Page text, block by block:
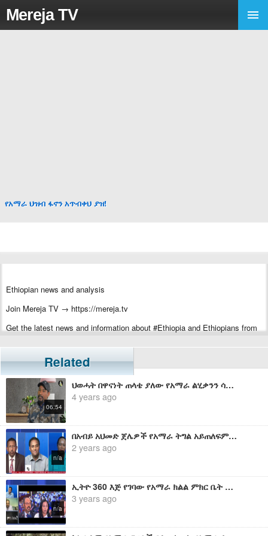
Mereja TV
የአማራ ህዝብ ፋኖን አጥብቀህ ያዝ!
Ethiopian news and analysis
Join Mereja TV → https://mereja.tv
Get the latest news and information about #Ethiopia and Ethiopians from
For inquiry or additional information, visit Mereja.com
Mereja presents Ethiopian news, Ethiopian music, sports, arts, and
entertainment
Related
06:54
ህወሓት በዋናነት ጠላቴ ያለው የአማራ ልሂቃንን ሳይሆን የአማራ ህዝብን ነው - ጣሂር መሀመድ
4 years ago
n/a
በአብይ አህመድ ጀሌዎች የአማራ ትግል አይጠለፍም፤ የአማራ እናት ማህፀን በርካታ ቆራጥ እና ጀግና መሪዎችን ፈጥሯል - ሀብታሙ አያሌው
2 years ago
n/a
ኢትዮ 360 እጅ የገባው የአማራ ክልል ምክር ቤት ዝግ ስብሰባ - መላው የአማራ ህዝብ ያድምጠው
3 years ago